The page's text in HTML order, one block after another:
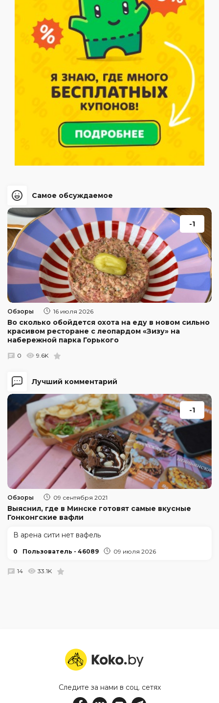
Лучший комментарий
-1
Обзоры 09 сентября 2021
Выяснил, где в Минске готовят самые вкусные
Гонконгские вафли
В арена сити нет вафель
0 Пользователь - 46089 09 июля 2026
14 33.1K
Самое обсуждаемое
-1
Обзоры 16 июля 2026
Во сколько обойдется охота на еду в новом сильно
красивом ресторане с леопардом «Зизу» на
набережной парка Горького
0 9.6K
Следите за нами в соц. сетях